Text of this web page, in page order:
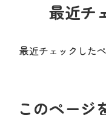
最近チ
最近チェックした
このページ